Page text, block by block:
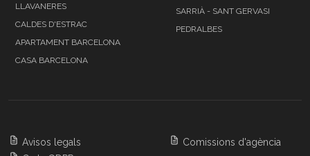
LLAVANERES
CALDES D'ESTRAC
APARTAMENT BARCELONA
CASA BARCELONA
SARRIÀ - SANT GERVASI
PEDRALBES
Avisos legals
Comissions d'agència